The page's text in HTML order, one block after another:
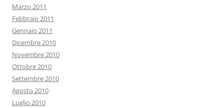
Marzo 2011
Febbraio 2011
Gennaio 2011
Dicembre 2010
Novembre 2010
Ottobre 2010
Settembre 2010
Agosto 2010
Luglio 2010